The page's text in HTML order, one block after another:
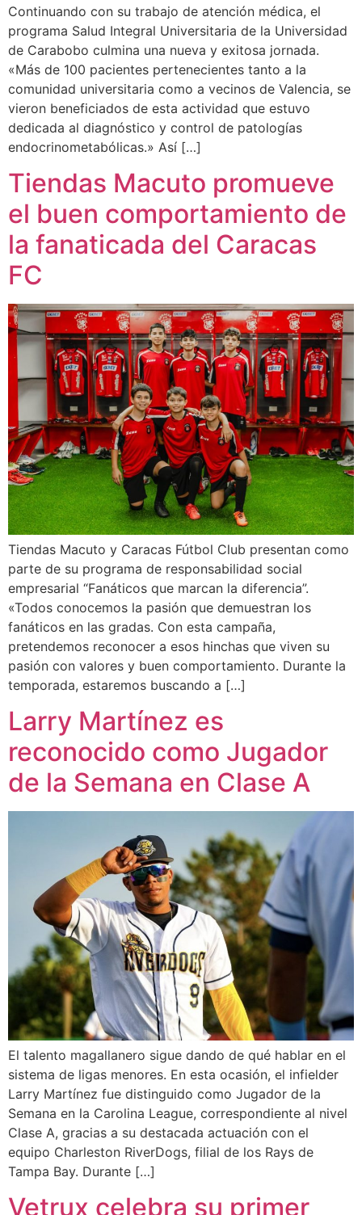
Continuando con su trabajo de atención médica, el
programa Salud Integral Universitaria de la Universidad
de Carabobo culmina una nueva y exitosa jornada.
«Más de 100 pacientes pertenecientes tanto a la
comunidad universitaria como a vecinos de Valencia, se
vieron beneficiados de esta actividad que estuvo
dedicada al diagnóstico y control de patologías
endocrinometabólicas.» Así […]
Tiendas Macuto promueve
el buen comportamiento de
la fanaticada del Caracas
FC
Tiendas Macuto y Caracas Fútbol Club presentan como
parte de su programa de responsabilidad social
empresarial “Fanáticos que marcan la diferencia”.
«Todos conocemos la pasión que demuestran los
fanáticos en las gradas. Con esta campaña,
pretendemos reconocer a esos hinchas que viven su
pasión con valores y buen comportamiento. Durante la
temporada, estaremos buscando a […]
Larry Martínez es
reconocido como Jugador
de la Semana en Clase A
El talento magallanero sigue dando de qué hablar en el
sistema de ligas menores. En esta ocasión, el infielder
Larry Martínez fue distinguido como Jugador de la
Semana en la Carolina League, correspondiente al nivel
Clase A, gracias a su destacada actuación con el
equipo Charleston RiverDogs, filial de los Rays de
Tampa Bay. Durante […]
Vetrux celebra su primer